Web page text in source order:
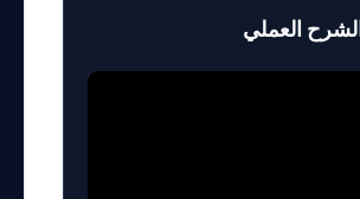
العملي